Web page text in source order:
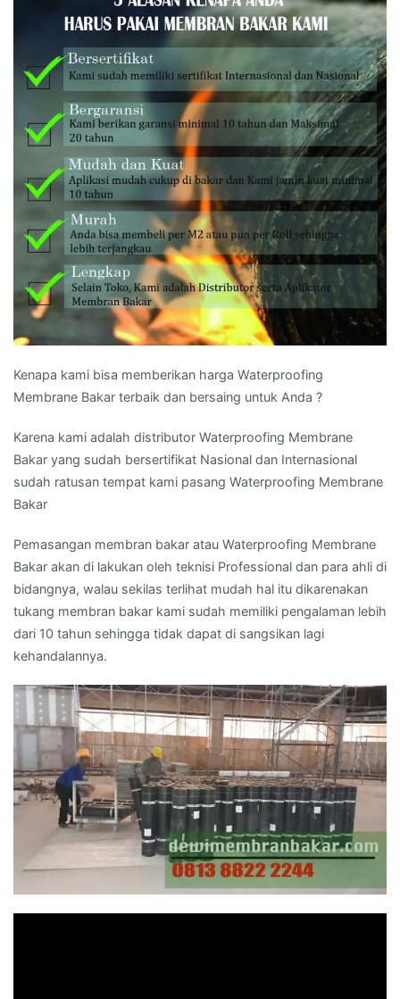
Kenapa kami bisa memberikan harga Waterproofing
Membrane Bakar terbaik dan bersaing untuk Anda ?
Karena kami adalah distributor Waterproofing Membrane
Bakar yang sudah bersertifikat Nasional dan Internasional
sudah ratusan tempat kami pasang Waterproofing Membrane
Bakar
Pemasangan membran bakar atau Waterproofing Membrane
Bakar akan di lakukan oleh teknisi Professional dan para ahli di
bidangnya, walau sekilas terlihat mudah hal itu dikarenakan
tukang membran bakar kami sudah memiliki pengalaman lebih
dari 10 tahun sehingga tidak dapat di sangsikan lagi
kehandalannya.